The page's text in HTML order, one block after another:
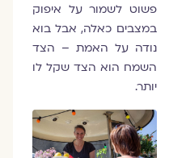
פשוט לשמור על איפוק
במצבים כאלה, אבל בוא
נודה על האמת – הצד
השמח הוא הצד שקל לו
יותר.